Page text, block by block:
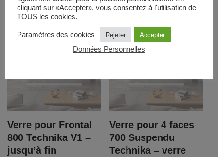
Verre pour Frontal
800 Technika V1 –
jusqu’à fin
Verre pour 4 faces
700 Suspendu
Technika – verre
cliquant sur «Accepter», vous consentez à l'utilisation de
TOUS les cookies.
Paramètres des cookies Rejeter Accepter
Données Personnelles